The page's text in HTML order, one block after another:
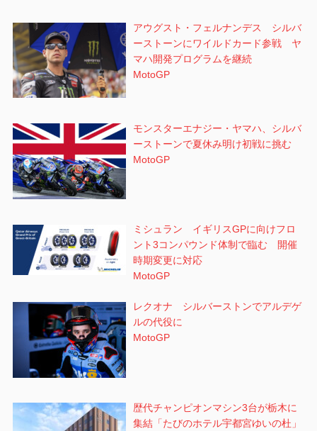
アウグスト・フェルナンデス シルバ
ーストーンにワイルドカード参戦 ヤ
マハ開発プログラムを継続
MotoGP
モンスターエナジー・ヤマハ、シルバ
ーストーンで夏休み明け初戦に挑む
MotoGP
ミシュラン イギリスGPに向けフロ
ント3コンパウンド体制で臨む 開催
時期変更に対応
MotoGP
レクオナ シルバーストンでアルデゲ
ルの代役に
MotoGP
歴代チャンピオンマシン3台が栃木に
集結「たびのホテル宇都宮ゆいの杜」